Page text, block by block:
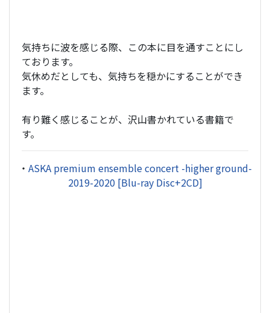
気持ちに波を感じる際、この本に目を通すことにし
ております。
気休めだとしても、気持ちを穏かにすることができ
ます。
有り難く感じることが、沢山書かれている書籍で
す。
・ ASKA premium ensemble concert -higher ground-
2019-2020 [Blu-ray Disc+2CD]